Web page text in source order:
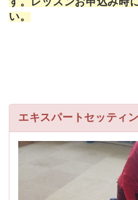
い。
エキスパートセッティ